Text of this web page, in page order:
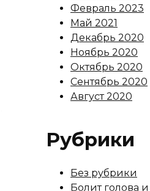
Февраль 2023
Май 2021
Декабрь 2020
Ноябрь 2020
Октябрь 2020
Сентябрь 2020
Август 2020
Рубрики
Без рубрики
Болит голова